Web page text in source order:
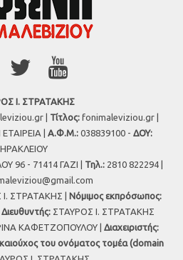
Ι. ΣΤΡΑΤΑΚΗΣ
| Τίτλος:fonimaleviziou.gr |
| Α.Φ.Μ.: 038839100 - ΔΟΥ:
ΗΡΑΚΛΕΙΟΥ
96 - 71414 ΓΑΖΙ | Τηλ.: 2810 822294 |
ΣΤΡΑΤΑΚΗΣ | Νόμιμος εκπρόσωπος:
Διευθυντής:ΣΤΑΥΡΟΣ Ι. ΣΤΡΑΤΑΚΗΣ
ΚΑΦΕΤΖΟΠΟΥΛΟΥ | Διαχειριστής:
του ονόματος τομέα (domain